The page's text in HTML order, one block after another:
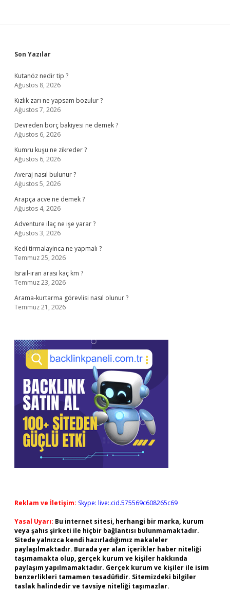
Sidebar
Son Yazılar
Kutanöz nedir tip ?
Ağustos 8, 2026
Kızlık zarı ne yapsam bozulur ?
Ağustos 7, 2026
Devreden borç bakiyesi ne demek ?
Ağustos 6, 2026
Kumru kuşu ne zikreder ?
Ağustos 6, 2026
Averaj nasıl bulunur ?
Ağustos 5, 2026
Arapça acve ne demek ?
Ağustos 4, 2026
Adventure ilaç ne işe yarar ?
Ağustos 3, 2026
Kedi tirmalayinca ne yapmalı ?
Temmuz 25, 2026
Israıl-ıran arası kaç km ?
Temmuz 23, 2026
Arama-kurtarma görevlisi nasıl olunur ?
Temmuz 21, 2026
Reklam ve İletişim: Skype: live:.cid.575569c608265c69
Yasal Uyarı: Bu internet sitesi, herhangi bir marka, kurum
veya şahıs şirketi ile hiçbir bağlantısı bulunmamaktadır.
Sitede yalnızca kendi hazırladığımız makaleler
paylaşılmaktadır. Burada yer alan içerikler haber niteliği
taşımamakta olup, gerçek kurum ve kişiler hakkında
paylaşım yapılmamaktadır. Gerçek kurum ve kişiler ile isim
benzerlikleri tamamen tesadüfidir. Sitemizdeki bilgiler
taslak halindedir ve tavsiye niteliği taşımazlar.